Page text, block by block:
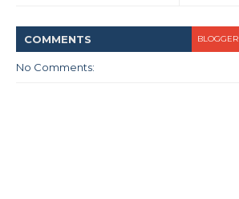
COMMENTS BLOGGER
No Comments: